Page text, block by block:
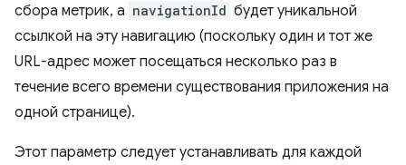
сбора метрик, а navigationId будет уникальной
ссылкой на эту навигацию (поскольку один и тот же
URL-адрес может посещаться несколько раз в
течение всего времени существования приложения на
одной странице).
Этот параметр следует устанавливать для каждой